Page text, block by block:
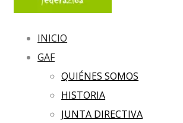
INICIO
GAF
QUIÉNES SOMOS
HISTORIA
JUNTA DIRECTIVA